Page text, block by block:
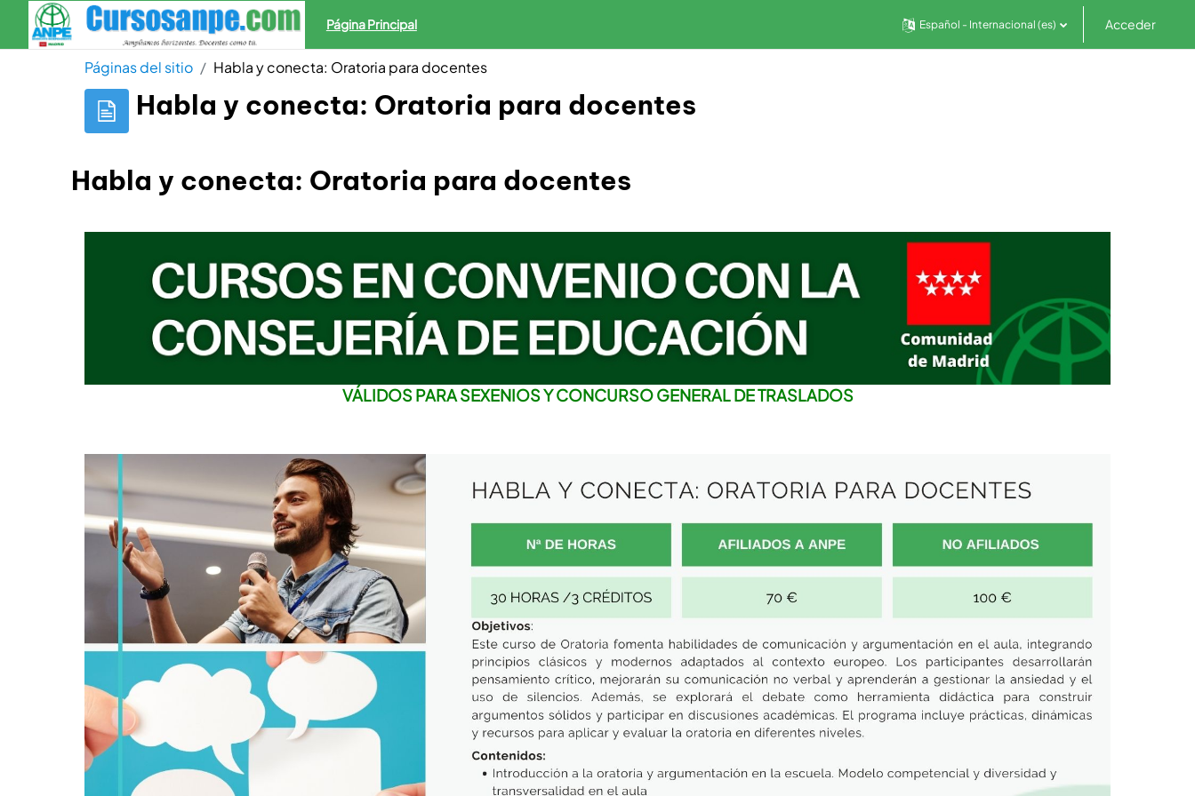
Salta al contenido principal
Página Principal Español - Internacional ‎(es)‎ Acceder
Páginas del sitio Habla y conecta: Oratoria para docentes
Habla y conecta: Oratoria para docentes
Habla y conecta: Oratoria para docentes
VÁLIDOS PARA SEXENIOS Y CONCURSO GENERAL DE TRASLADOS